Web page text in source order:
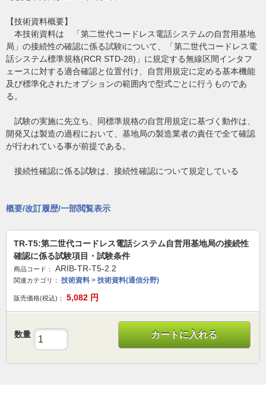
【技術資料概要】
本技術資料は 「第二世代コードレス電話システムの自営用基地
局」の接続性の確認に係る試験iについて、「第二世代コードレス電
話システム標準規格(RCR STD-28)」に規定する無線区間インタフ
ェースに対する適合確認と位置付け、自営用規定に定める基本機能
及び標準化されたオプションの範囲内で型式ごとに行うものであ
る。
試験の実施に先立ち、同標準規格の自営用規定に基づく動作は、
開発又は製造の過程において、基地局の製造業者の責任で全て確認
が行われている事が前提である。
接続性確認に係る試験は、接続性確認について規定している
概要/改訂履歴/一部閲覧表示
TR-T5:第二世代コードレス電話システム自営用基地局の接続性
確認に係る試験項目・試験条件
商品コード： ARIB-TR-T5-2.2
関連カテゴリ： 技術資料 > 技術資料(通信分野)
販売価格(税込)： 5,082 円
数量 カートに入れる